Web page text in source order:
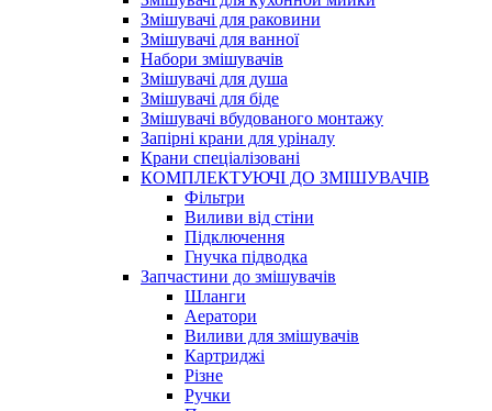
Змішувачі для раковини
Змішувачі для ванної
Набори змішувачів
Змішувачі для душа
Змішувачі для біде
Змішувачі вбудованого монтажу
Запірні крани для уріналу
Крани спеціалізовані
КОМПЛЕКТУЮЧІ ДО ЗМІШУВАЧІВ
Фільтри
Виливи від стіни
Підключення
Гнучка підводка
Запчастини до змішувачів
Шланги
Аератори
Виливи для змішувачів
Картриджі
Різне
Ручки